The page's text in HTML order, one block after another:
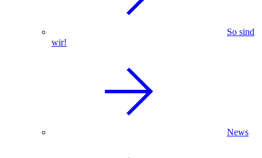
So sind
wir!
News